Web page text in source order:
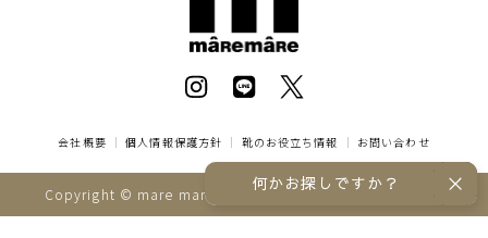
会社概要 ｜個人情報保護方針 ｜ 靴のお役立ち情報 ｜ お問い合わせ
Copyright © mare mare online store All rights reserved.
何かお探しですか？